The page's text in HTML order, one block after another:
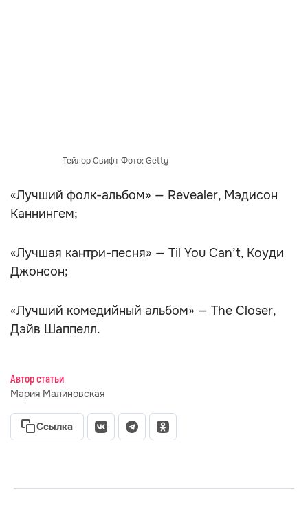
Тейлор Свифт Фото: Getty
«Лучший фолк-альбом» — Revealer, Мэдисон
Каннингем;
«Лучшая кантри-песня» — Til You Can’t, Коуди
Джонсон;
«Лучший комедийный альбом» — The Closer,
Дэйв Шаппелл.
Автор статьи
Мария Малиновская
Ссылка